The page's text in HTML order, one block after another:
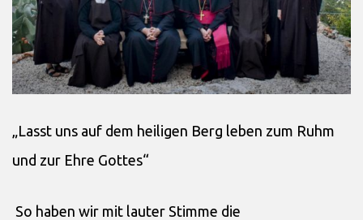
„Lasst uns auf dem heiligen Berg leben zum Ruhm
und zur Ehre Gottes“
So haben wir mit lauter Stimme die